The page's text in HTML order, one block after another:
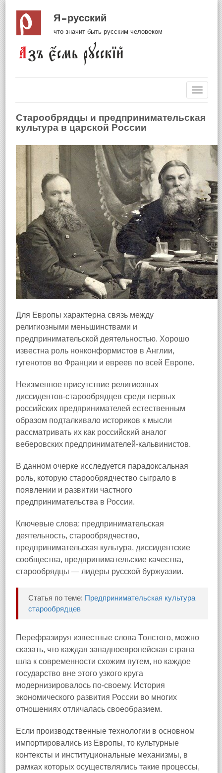
Я русский
что значит быть русским человеком
Старообрядцы и предпринимательская
культура в царской России
Для Европы характерна связь между
религиозными меньшинствами и
предпринимательской деятельностью. Хорошо
известна роль нонконформистов в Англии,
гугенотов во Франции и евреев по всей Европе.
Неизменное присутствие религиозных
диссидентов-старообрядцев среди первых
российских предпринимателей естественным
образом подталкивало историков к мысли
рассматривать их как российский аналог
веберовских предпринимателей-кальвинистов.
В данном очерке исследуется парадоксальная
роль, которую старообрядчество сыграло в
появлении и развитии частного
предпринимательства в России.
Ключевые слова: предпринимательская
деятельность, старообрядчество,
предпринимательская культура, диссидентские
сообщества, предпринимательские качества,
старообрядцы — лидеры русской буржуазии.
Статья по теме: Предпринимательская культура
старообрядцев
Перефразируя известные слова Толстого, можно
сказать, что каждая западноевропейская страна
шла к современности схожим путем, но каждое
государство вне этого узкого круга
модернизировалось по-своему. История
экономического развития России во многих
отношениях отличалась своеобразием.
Если производственные технологии в основном
импортировались из Европы, то культурные
контексты и институциональные механизмы, в
рамках которых осуществлялись такие процессы,